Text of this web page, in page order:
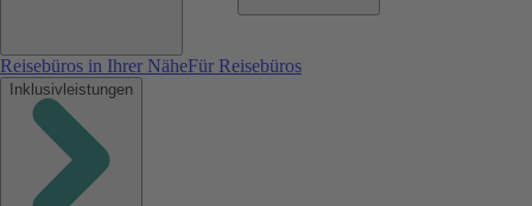
Reisebüros in Ihrer NäheFür Reisebüros
Inklusivleistungen